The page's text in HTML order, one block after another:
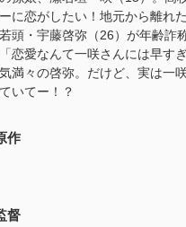
に恋がしたい！地元から離れ
頭・宇藤啓弥（26）が年齢詐
恋愛なんて一咲さんには早す
満々の啓弥。だけど、実は一
いてー！？
作
督